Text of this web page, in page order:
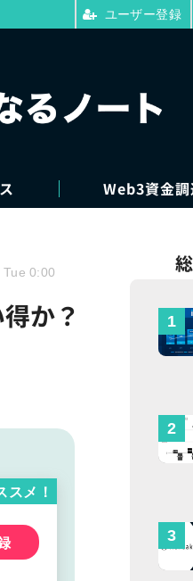
Web3資金
か？
0:00
スメ！
ユーザー登録